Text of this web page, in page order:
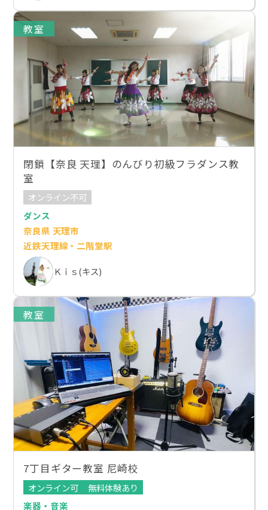
教室
閉鎖【奈良 天理】のんびり初級フラダンス教
室
オンライン不可
ダンス
奈良県 天理市
近鉄天理線・二階堂駅
Ｋｉｓ(キス)
教室
7丁目ギター教室 尼崎校
オンライン可
無料体験あり
楽器・音楽